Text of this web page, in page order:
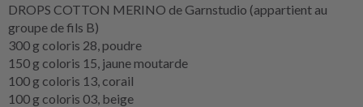
DROPS COTTON MERINO de Garnstudio (appartient au
groupe de fils B)
300 g coloris 28, poudre
150 g coloris 15, jaune moutarde
100 g coloris 13, corail
100 g coloris 03, beige